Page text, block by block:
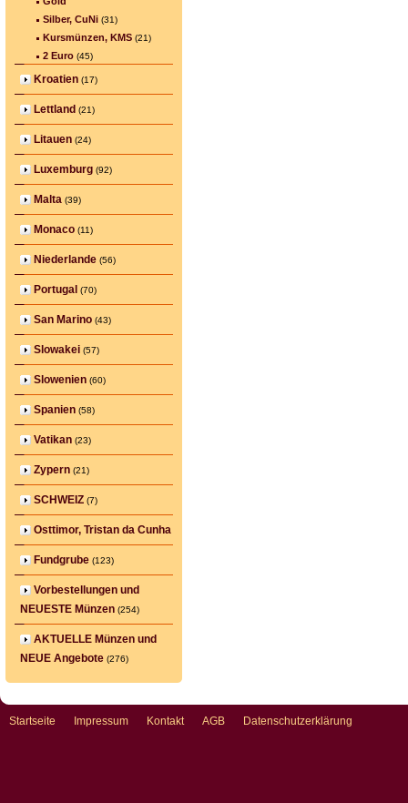
Silber, CuNi (31)
Kursmünzen, KMS (21)
2 Euro (45)
Kroatien (17)
Lettland (21)
Litauen (24)
Luxemburg (92)
Malta (39)
Monaco (11)
Niederlande (56)
Portugal (70)
San Marino (43)
Slowakei (57)
Slowenien (60)
Spanien (58)
Vatikan (23)
Zypern (21)
SCHWEIZ (7)
Osttimor, Tristan da Cunha
Fundgrube (123)
Vorbestellungen und
NEUESTE Münzen (254)
AKTUELLE Münzen und
NEUE Angebote (276)
Startseite Impressum Kontakt AGB Datenschutzerklärung